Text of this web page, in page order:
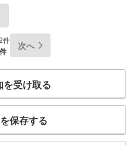
件
次へ
受け取る
保存する